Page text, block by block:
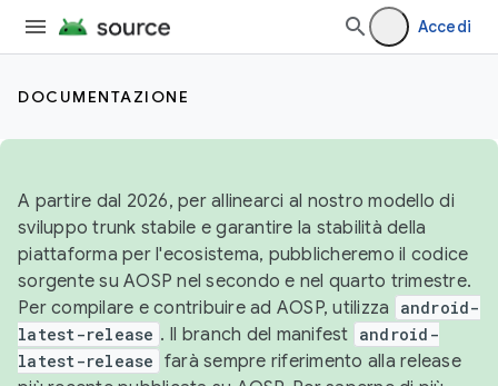
Accedi
DOCUMENTAZIONE
A partire dal 2026, per allinearci al nostro modello di
sviluppo trunk stabile e garantire la stabilità della
piattaforma per l'ecosistema, pubblicheremo il codice
sorgente su AOSP nel secondo e nel quarto trimestre.
Per compilare e contribuire ad AOSP, utilizza
android-
latest-release . Il branch del manifest android-
latest-release farà sempre riferimento alla release